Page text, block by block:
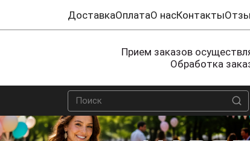
ДоставкаОплатаО насКонтакты
Прием заказов
Обработка